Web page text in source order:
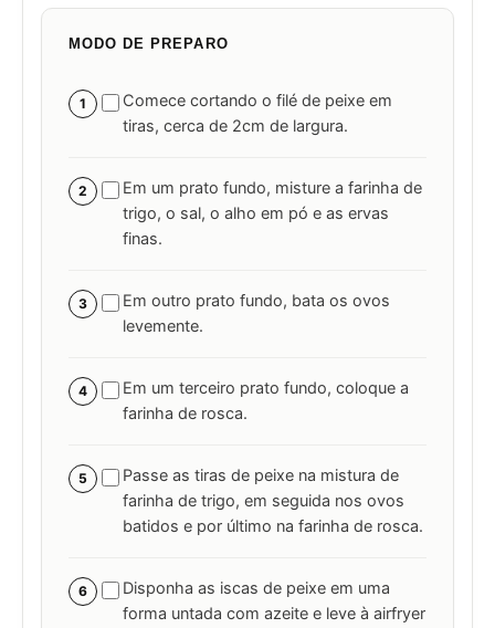
MODO DE PREPARO
1
Comece cortando o filé de peixe em
tiras, cerca de 2cm de largura.
2
Em um prato fundo, misture a farinha de
trigo, o sal, o alho em pó e as ervas
finas.
3
Em outro prato fundo, bata os ovos
levemente.
4
Em um terceiro prato fundo, coloque a
farinha de rosca.
5
Passe as tiras de peixe na mistura de
farinha de trigo, em seguida nos ovos
batidos e por último na farinha de rosca.
6
Disponha as iscas de peixe em uma
forma untada com azeite e leve à airfryer